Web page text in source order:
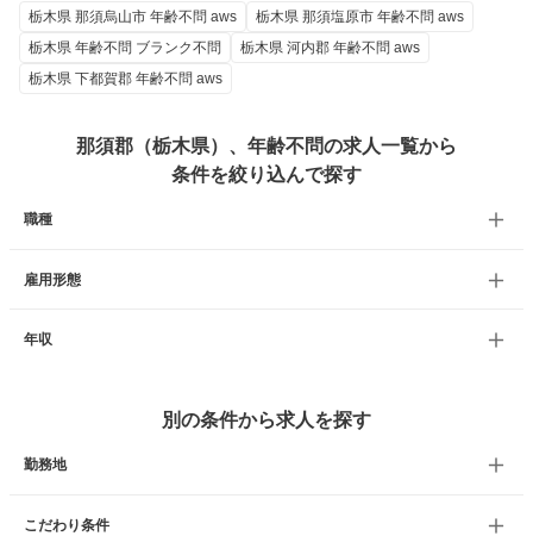
栃木県 那須烏山市 年齢不問 aws
栃木県 那須塩原市 年齢不問 aws
栃木県 年齢不問 ブランク不問
栃木県 河内郡 年齢不問 aws
栃木県 下都賀郡 年齢不問 aws
那須郡（栃木県）、年齢不問の求人一覧から
条件を絞り込んで探す
職種
雇用形態
年収
別の条件から求人を探す
勤務地
こだわり条件